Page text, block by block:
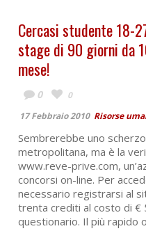
Cercasi studente 18-
stage di 90 giorni da
mese!
0
0
17 Febbraio 2010 Risorse
Sembrerebbe uno
metropolitana, ma è la
www.reve-prive.com,
concorsi on-line. Per
necessario registrarsi al
trenta crediti al costo di €
questionario. Il più rapido